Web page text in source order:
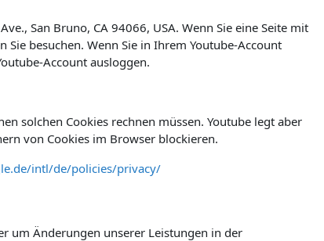
San Bruno, CA 94066, USA. Wenn Sie eine Seite mit
besuchen. Wenn Sie in Ihrem Youtube-Account
Account ausloggen.
solchen Cookies rechnen müssen. Youtube legt aber
von Cookies im Browser blockieren.
intl/de/policies/privacy/
um Änderungen unserer Leistungen in der